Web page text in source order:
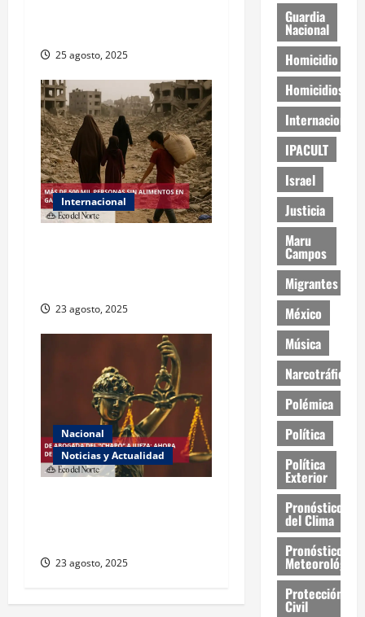
25 agosto, 2025
Internacional
23 agosto, 2025
Nacional
Noticias y Actualidad
23 agosto, 2025
Guardia
Nacional
Homicidio
Homicidios
Internacional
IPACULT
Israel
Justicia
Maru
Campos
Migrantes
México
Música
Narcotráfico
Polémica
Política
Política
Exterior
Pronóstico
del Clima
Pronóstico
Meteorológico
Protección
Civil